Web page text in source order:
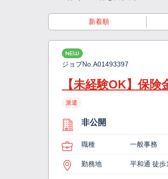
新着順
NEW
ジョブNo. A01493397
【未経験OK】保
派遣
非公開
職種 一般事務
勤務地 平和通 徒歩